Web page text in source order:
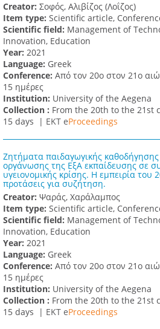
Creator: Σοφός, Αλιβίζος (Λοΐζος)
Item type: Scientific article,
Scientific field: Management of
Innovation, Education
Υear: 2021
Language: Greek
Conference: Από τον 20ο στον 21ο
15 ημέρες
Institution: University of the Aegena
Collection : From the 20th to the 21st
15 days | ΕΚΤ eProceedings
Ζητήματα παιδαγωγικής καθοδήγησης
οργάνωσης της ΕξΑ εκπαίδευσης σε
υγειονομικής κρίσης. Η εμπειρία του
προτάσεις για συζήτηση.
Creator: Ψαράς, Χαράλαμπος
Item type: Scientific article,
Scientific field: Management of
Innovation, Education
Υear: 2021
Language: Greek
Conference: Από τον 20ο στον 21ο
15 ημέρες
Institution: University of the Aegena
Collection : From the 20th to the 21st
15 days | ΕΚΤ eProceedings